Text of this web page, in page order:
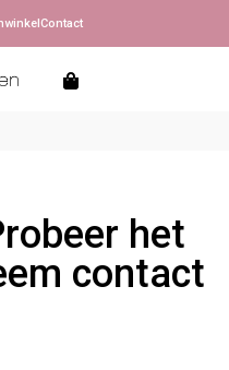
Contact
het
contact